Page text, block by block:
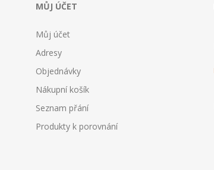
MŮJ ÚČET
Můj účet
Adresy
Objednávky
Nákupní košík
Seznam přání
Produkty k porovnání